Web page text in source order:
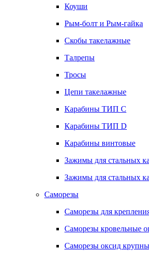
Коуши
Рым-болт и Рым-гайка
Скобы такелажные
Талрепы
Тросы
Цепи такелажные
Карабины ТИП C
Карабины ТИП D
Карабины винтовые
Зажимы для стальных
Зажимы для стальных
Саморезы
Саморезы для
Саморезы кровельные
Саморезы оксид